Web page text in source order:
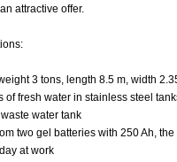
attractive offer.
3 tons, length 8.5 m, width
of fresh water in stainless steel
water tank
two gel batteries with 250 Ah,
at work